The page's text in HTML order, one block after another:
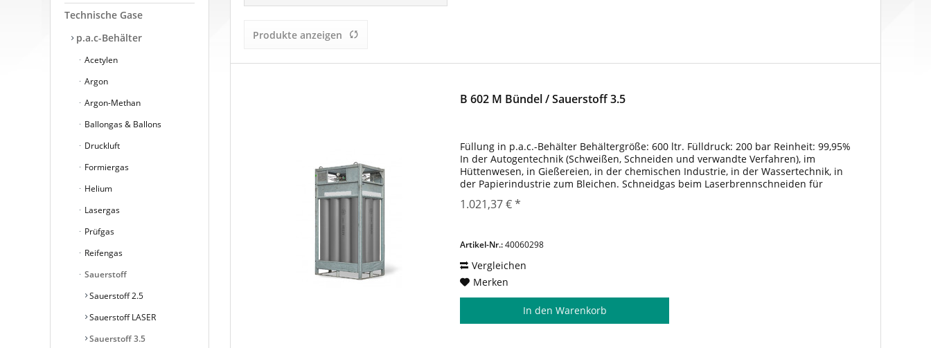
Technische Gase
p.a.c-Behälter
Acetylen
Argon
Argon-Methan
Ballongas & Ballons
Druckluft
Formiergas
Helium
Lasergas
Prüfgas
Reifengas
Sauerstoff
Sauerstoff 2.5
Sauerstoff LASER
Sauerstoff 3.5
Produkte anzeigen
B 602 M Bündel / Sauerstoff 3.5
Füllung in p.a.c.-Behälter Behältergröße: 600 ltr. Fülldruck: 200 bar Reinheit: 99,95%
In der Autogentechnik (Schweißen, Schneiden und verwandte Verfahren), im
Hüttenwesen, in Gießereien, in der chemischen Industrie, in der Wassertechnik, in
der Papierindustrie zum Bleichen. Schneidgas beim Laserbrennschneiden für
höchste Wirtschaftlichkeit und Qualität. Prozessgas beim...
1.021,37 € *
Artikel-Nr.:40060298
Vergleichen
Merken
In den Warenkorb